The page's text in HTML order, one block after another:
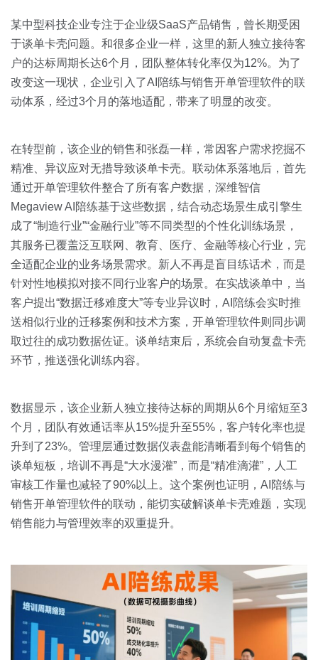
某中型科技企业专注于企业级SaaS产品销售，曾长期受困
于谈单卡壳问题。和很多企业一样，这里的新人独立接待客
户的达标周期长达6个月，团队整体转化率仅为12%。为了
改变这一现状，企业引入了AI陪练与销售开单管理软件的联
动体系，经过3个月的落地适配，带来了明显的改变。
在转型前，该企业的销售和张磊一样，常因客户需求挖掘不
精准、异议应对无措导致谈单卡壳。联动体系落地后，首先
通过开单管理软件整合了所有客户数据，深维智信
Megaview AI陪练基于这些数据，结合动态场景生成引擎生
成了“制造行业”“金融行业”等不同类型的个性化训练场景，
其服务已覆盖泛互联网、教育、医疗、金融等核心行业，完
全适配企业的业务场景需求。新人不再是盲目练话术，而是
针对性地模拟对接不同行业客户的场景。在实战谈单中，当
客户提出“数据迁移难度大”等专业异议时，AI陪练会实时推
送相似行业的迁移案例和技术方案，开单管理软件则同步调
取过往的成功数据佐证。谈单结束后，系统会自动复盘卡壳
环节，推送强化训练内容。
数据显示，该企业新人独立接待达标的周期从6个月缩短至3
个月，团队有效通话率从15%提升至55%，客户转化率也提
升到了23%。管理层通过数据仪表盘能清晰看到每个销售的
谈单短板，培训不再是“大水漫灌”，而是“精准滴灌”，人工
审核工作量也减轻了90%以上。这个案例也证明，AI陪练与
销售开单管理软件的联动，能切实破解谈单卡壳难题，实现
销售能力与管理效率的双重提升。